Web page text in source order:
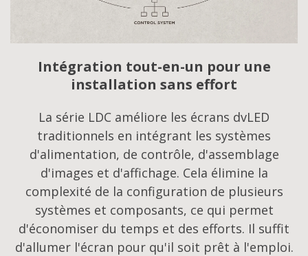
Intégration tout-en-un pour une
installation sans effort
La série LDC améliore les écrans dvLED
traditionnels en intégrant les systèmes
d'alimentation, de contrôle, d'assemblage
d'images et d'affichage. Cela élimine la
complexité de la configuration de plusieurs
systèmes et composants, ce qui permet
d'économiser du temps et des efforts. Il suffit
d'allumer l'écran pour qu'il soit prêt à l'emploi.